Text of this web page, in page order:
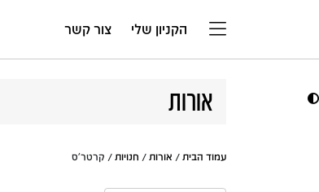
הקניון שלי צור קשר
אורות
עמוד הבית / אורות / חנויות / קרטר'ס